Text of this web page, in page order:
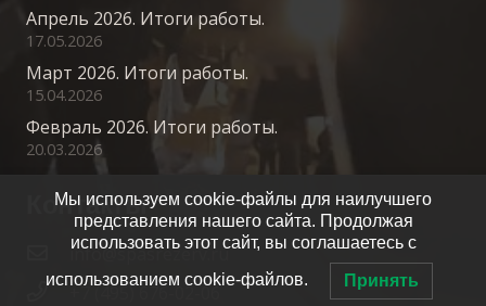
Апрель 2026. Итоги работы.
17.05.2026
Март 2026. Итоги работы.
15.04.2026
Февраль 2026. Итоги работы.
20.03.2026
Контакты
info@spasrezerv.ru
+7 (495) 676-02-06
Мы используем cookie-файлы для наилучшего
представления нашего сайта. Продолжая
использовать этот сайт, вы соглашаетесь с
использованием cookie-файлов. Принять